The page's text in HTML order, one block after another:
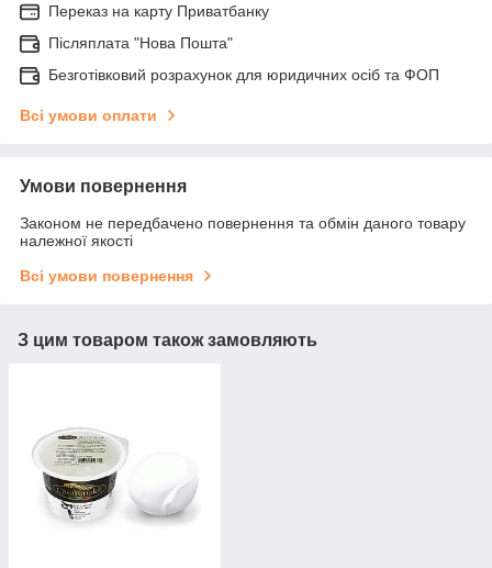
Переказ на карту Приватбанку
Післяплата "Нова Пошта"
Безготівковий розрахунок для юридичних осіб та ФОП
Всі умови оплати
Умови повернення
Законом не передбачено повернення та обмін даного товару
належної якості
Всі умови повернення
З цим товаром також замовляють